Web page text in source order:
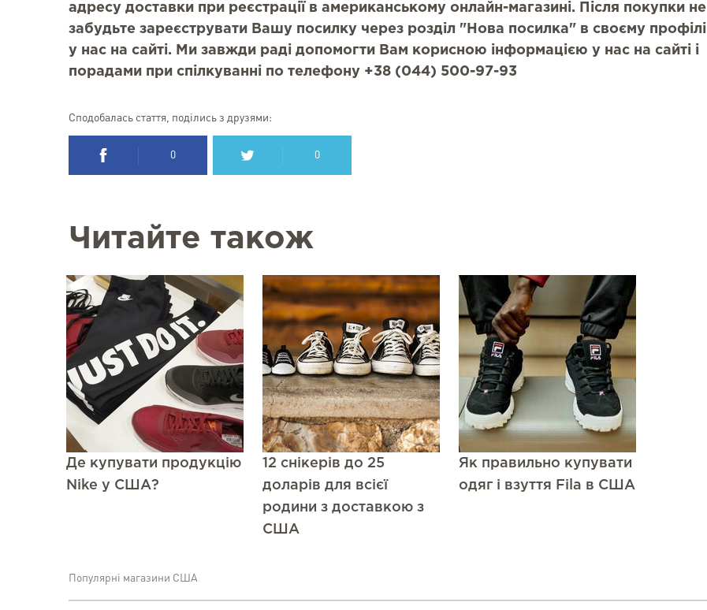
адресу доставки при реєстрації в американському онлайн-магазині. Після покупки не
забудьте зареєструвати Вашу посилку через розділ "Нова посилка" в своєму профілі
у нас на сайті. Ми завжди раді допомогти Вам корисною інформацією у нас на сайті і
порадами при спілкуванні по телефону +38 (044) 500-97-93
Сподобалась стаття, поділись з друзями:
0 0
Читайте також
Де купувати продукцію
Nike у США?
12 снікерів до 25
доларів для всієї
родини з доставкою з
США
Як правильно купувати
одяг і взуття Fila в США
Популярні магазини США